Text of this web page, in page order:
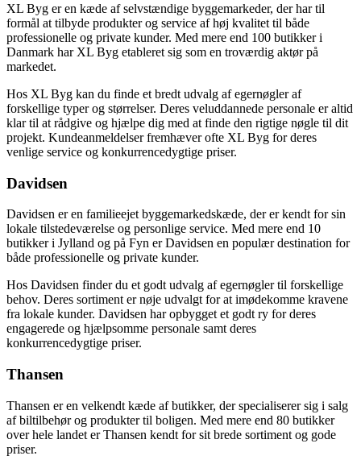
XL Byg er en kæde af selvstændige byggemarkeder, der har til
formål at tilbyde produkter og service af høj kvalitet til både
professionelle og private kunder. Med mere end 100 butikker i
Danmark har XL Byg etableret sig som en troværdig aktør på
markedet.
Hos XL Byg kan du finde et bredt udvalg af egernøgler af
forskellige typer og størrelser. Deres veluddannede personale er altid
klar til at rådgive og hjælpe dig med at finde den rigtige nøgle til dit
projekt. Kundeanmeldelser fremhæver ofte XL Byg for deres
venlige service og konkurrencedygtige priser.
Davidsen
Davidsen er en familieejet byggemarkedskæde, der er kendt for sin
lokale tilstedeværelse og personlige service. Med mere end 10
butikker i Jylland og på Fyn er Davidsen en populær destination for
både professionelle og private kunder.
Hos Davidsen finder du et godt udvalg af egernøgler til forskellige
behov. Deres sortiment er nøje udvalgt for at imødekomme kravene
fra lokale kunder. Davidsen har opbygget et godt ry for deres
engagerede og hjælpsomme personale samt deres
konkurrencedygtige priser.
Thansen
Thansen er en velkendt kæde af butikker, der specialiserer sig i salg
af biltilbehør og produkter til boligen. Med mere end 80 butikker
over hele landet er Thansen kendt for sit brede sortiment og gode
priser.